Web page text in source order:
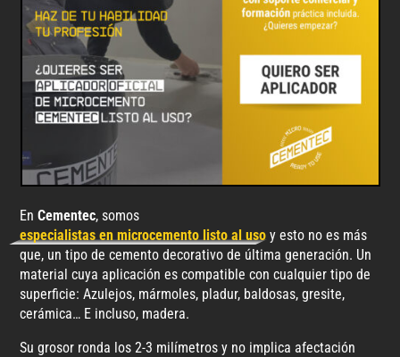
EnCementec, somos
especialistas en microcemento listo al uso y esto no es más
que, un tipo de cemento decorativo de última generación. Un
material cuya aplicación es compatible con cualquier tipo de
superficie: Azulejos, mármoles, pladur, baldosas, gresite,
cerámica… E incluso, madera.
Su grosor ronda los 2-3 milímetros y no implica afectación